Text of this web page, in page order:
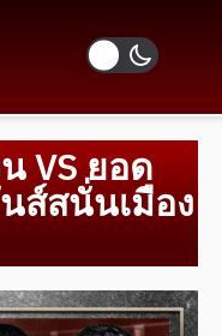
VS ยอด
ส์สนั่นเมือง